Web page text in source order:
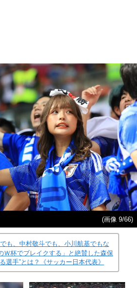
(画像 9/66)
も、中村敬斗でも、小川航基でもな
杯でブレイクする」と絶賛した森保
選手”とは？《サッカー日本代表》